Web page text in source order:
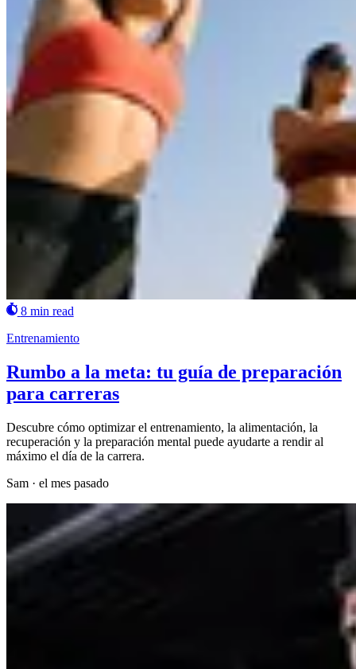
8 min read
Entrenamiento
Rumbo a la meta: tu guía de preparación
para carreras
Descubre cómo optimizar el entrenamiento, la alimentación, la
recuperación y la preparación mental puede ayudarte a rendir al
máximo el día de la carrera.
Sam · el mes pasado